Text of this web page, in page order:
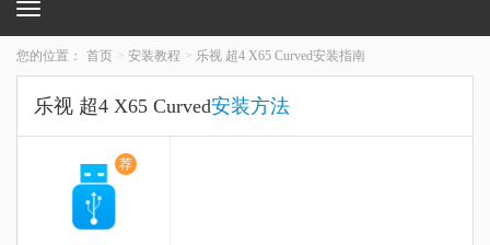
Toggle
您的位置： 首页 安装教程 乐视 超4 X65 Curved安装指南
乐视 超4 X65 Curved安装方法
荐